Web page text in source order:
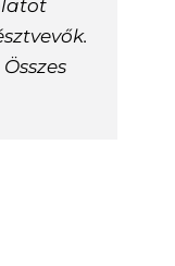
Összes